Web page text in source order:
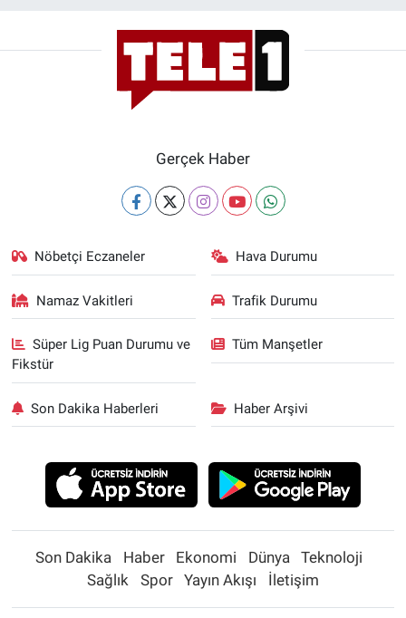
Gerçek Haber
Nöbetçi Eczaneler Hava Durumu
Namaz Vakitleri Trafik Durumu
Süper Lig Puan Durumu ve
Fikstür
Tüm Manşetler
Son Dakika Haberleri Haber Arşivi
Son Dakika Haber Ekonomi Dünya
Teknoloji
Sağlık
Spor Yayın Akışı İletişim